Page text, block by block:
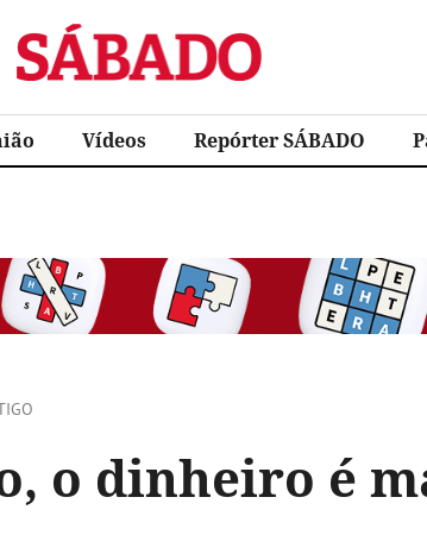
Sábado
Vídeos Repórter SÁBADO
o dinheiro é